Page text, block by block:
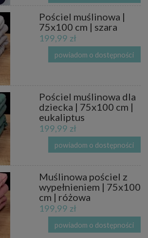
Pościel muślinowa |
75x100 cm | szara
199,99 zł
powiadom o dostępności
Pościel muślinowa dla
dziecka | 75x100 cm |
eukaliptus
199,99 zł
powiadom o dostępności
Muślinowa pościel z
wypełnieniem | 75x100
cm | różowa
199,99 zł
powiadom o dostępności